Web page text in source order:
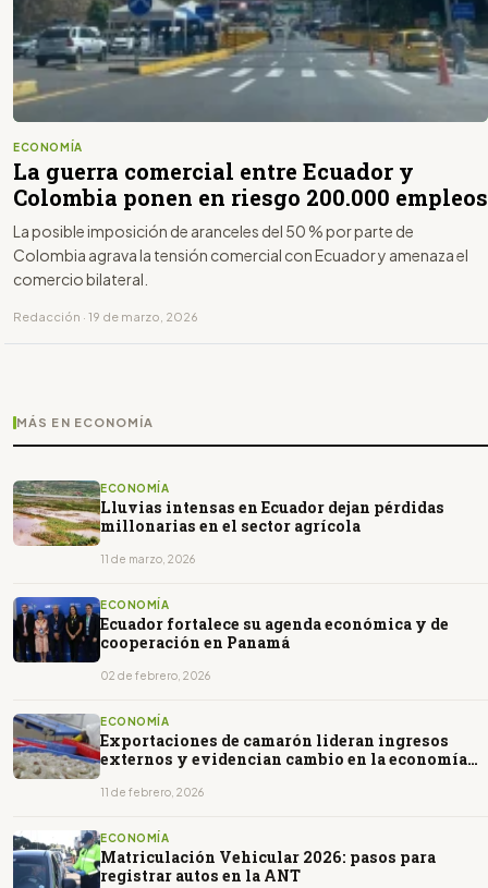
ECONOMÍA
La guerra comercial entre Ecuador y
Colombia ponen en riesgo 200.000 empleos
La posible imposición de aranceles del 50 % por parte de
Colombia agrava la tensión comercial con Ecuador y amenaza el
comercio bilateral.
Redacción · 19 de marzo, 2026
MÁS EN ECONOMÍA
ECONOMÍA
Lluvias intensas en Ecuador dejan pérdidas
millonarias en el sector agrícola
11 de marzo, 2026
ECONOMÍA
Ecuador fortalece su agenda económica y de
cooperación en Panamá
02 de febrero, 2026
ECONOMÍA
Exportaciones de camarón lideran ingresos
externos y evidencian cambio en la economía
11 de febrero, 2026
ECONOMÍA
Matriculación Vehicular 2026: pasos para
registrar autos en la ANT